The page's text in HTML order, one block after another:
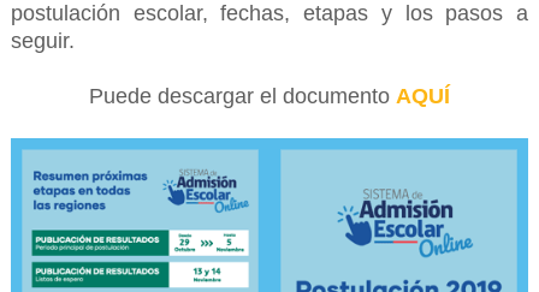
postulación escolar, fechas, etapas y los pasos a
seguir.
Puede descargar el documento AQUÍ